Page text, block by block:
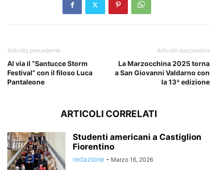
Articolo precedente
Al via il “Santucce Storm
Festival” con il filoso Luca
Pantaleone
Articolo successivo
La Marzocchina 2025 torna
a San Giovanni Valdarno con
la 13ª edizione
ARTICOLI CORRELATI
Studenti americani a Castiglion
Fiorentino
redazione - Marzo 16, 2026